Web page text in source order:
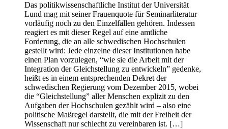
Das politikwissenschaftliche Institut der Universität
Lund mag mit seiner Frauenquote für Seminarliteratur
vorläufig noch zu den Einzelfällen gehören. Indessen
reagiert es mit dieser Regel auf eine amtliche
Forderung, die an alle schwedischen Hochschulen
gestellt wird: Jede einzelne dieser Institutionen habe
einen Plan vorzulegen, “wie sie die Arbeit mit der
Integration der Gleichstellung zu entwickeln” gedenke,
heißt es in einem entsprechenden Dekret der
schwedischen Regierung vom Dezember 2015, wobei
die “Gleichstellung” aller Menschen explizit zu den
Aufgaben der Hochschulen gezählt wird – also eine
politische Maßregel darstellt, die mit der Freiheit der
Wissenschaft nur schlecht zu vereinbaren ist. […]